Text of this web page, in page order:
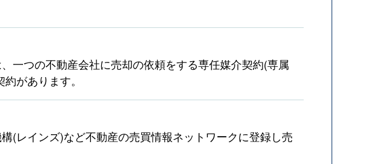
一つの不動産会社に売却の依頼をする専任媒介契約(専属
があります。
(レインズ)など不動産の売買情報ネットワークに登録し売